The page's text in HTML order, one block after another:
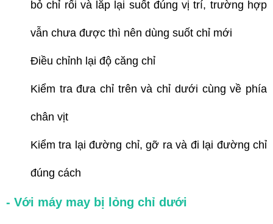
bỏ chỉ rối và lắp lại suốt đúng vị trí, trường hợp
vẫn chưa được thì nên dùng suốt chỉ mới
Điều chỉnh lại độ căng chỉ
Kiểm tra đưa chỉ trên và chỉ dưới cùng về phía
chân vịt
Kiểm tra lại đường chỉ, gỡ ra và đi lại đường chỉ
đúng cách
- Với máy may bị lỏng chỉ dưới